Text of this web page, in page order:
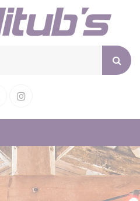
FacebookInstagram